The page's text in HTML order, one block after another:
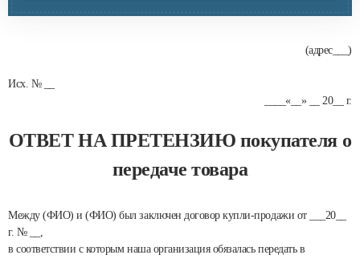
(адрес___)
Исх. № __
____«__» __ 20__ г.
ОТВЕТ НА ПРЕТЕНЗИЮ покупателя о
передаче товара
Между (ФИО) и (ФИО) был заключен договор купли-продажи от ___20__
г. № __,
в соответствии с которым наша организация обязалась передать в